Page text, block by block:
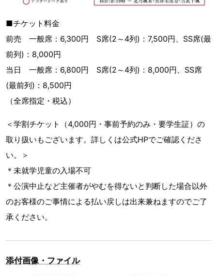
■チケット料金
前売 一般席：6,300円 S席(2～4列)：7,500円、SS席(最
前列)：8,000円
当日 一般席：6,800円 S席(2～4列)：8,000円、SS席
(最前列)：8,500円
（全席指定・税込）
＜学割チケット（4,000円・事前予約のみ・要学生証）の
取り扱いもございます。詳しくは公式HPでご確認くださ
い。＞
＊未就学児童の入場不可
＊公演中止など主催者がやむを得ないと判断した場合以外
のお客様のご事情による払い戻しは出来兼ねますのでご了
承ください。
添付画像・ファイル